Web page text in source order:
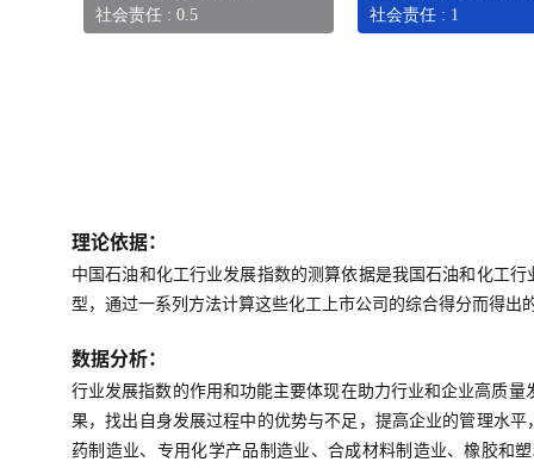
社会责任 : 0.5
社会责任 : 1
理论依据：
中国石油和化工行业发展指数的测算依据是我国石油和化工
型，通过一系列方法计算这些化工上市公司的综合得分而得
数据分析：
行业发展指数的作用和功能主要体现在助力行业和企业高质
果，找出自身发展过程中的优势与不足，提高企业的管理水
药制造业、专用化学产品制造业、合成材料制造业、橡胶和